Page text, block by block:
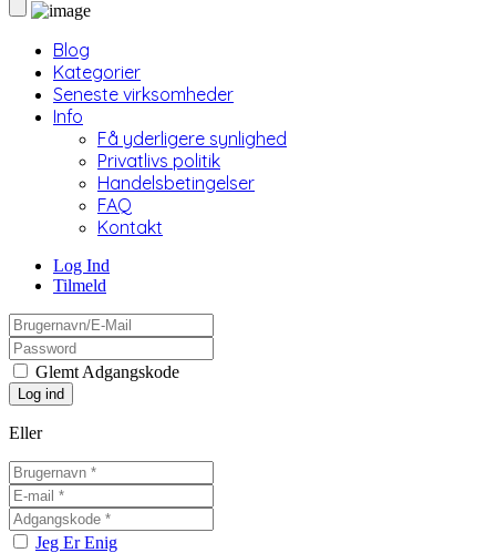
Blog
Kategorier
Seneste virksomheder
Info
Få yderligere synlighed
Privatlivs politik
Handelsbetingelser
FAQ
Kontakt
Log Ind
Tilmeld
Glemt Adgangskode
Eller
Jeg Er Enig